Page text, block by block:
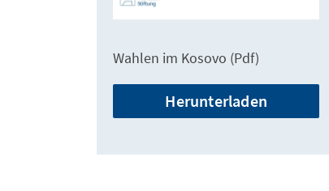
Wahlen im Kosovo (Pdf)
Herunterladen